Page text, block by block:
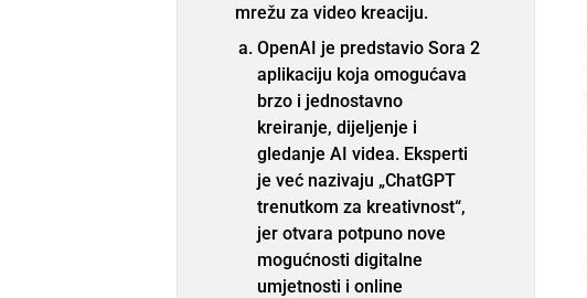
mrežu za video kreaciju.
OpenAI je predstavio Sora 2
aplikaciju koja omogućava
brzo i jednostavno
kreiranje, dijeljenje i
gledanje AI videa. Eksperti
je već nazivaju „ChatGPT
trenutkom za kreativnost“,
jer otvara potpuno nove
mogućnosti digitalne
umjetnosti i online